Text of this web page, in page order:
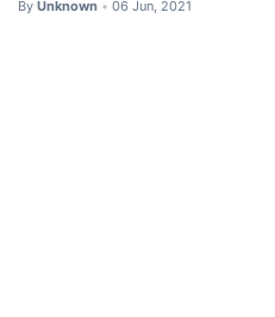
By Unknown • 06 Jun, 2021